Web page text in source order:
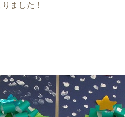
ました！